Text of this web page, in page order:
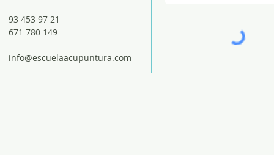
93 453 97 21
671 780 149
info@escuelaacupuntura.com